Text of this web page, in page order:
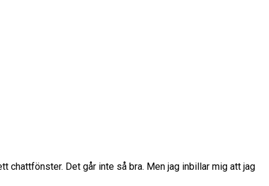
chattfönster. Det går inte så bra. Men jag inbillar mig att jag